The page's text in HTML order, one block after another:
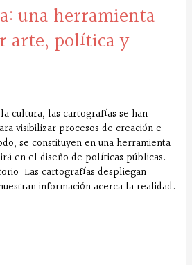
una herramienta
arte, política y
cultura, las cartografías se han
visibilizar procesos de creación e
se constituyen en una herramienta
en el diseño de políticas públicas.
Las cartografías despliegan
información acerca la realidad.